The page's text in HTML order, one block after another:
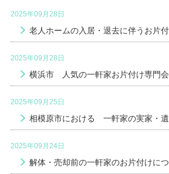
2025年09月28日
老人ホームの入居・退去に伴うお片
2025年09月28日
横浜市 人気の一軒家お片付け専門
2025年09月25日
相模原市における 一軒家の実家・
2025年09月24日
解体・売却前の一軒家のお片付けに